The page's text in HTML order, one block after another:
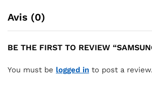
Avis (0)
BE THE FIRST TO REVIEW
You must be logged in to post a review.